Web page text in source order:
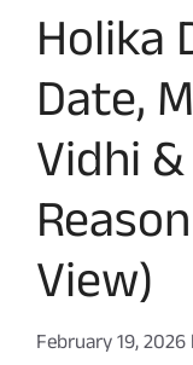
Holika
Date,
Vidhi
View)
February 19, 2026